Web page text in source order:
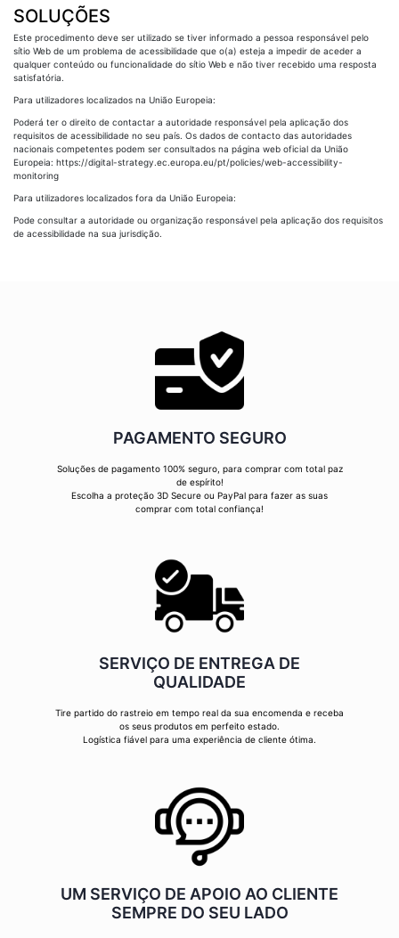
SOLUÇÕES
Este procedimento deve ser utilizado se tiver informado a pessoa responsável pelo
sítio Web de um problema de acessibilidade que o(a) esteja a impedir de aceder a
qualquer conteúdo ou funcionalidade do sítio Web e não tiver recebido uma resposta
satisfatória.
Para utilizadores localizados na União Europeia:
Poderá ter o direito de contactar a autoridade responsável pela aplicação dos
requisitos de acessibilidade no seu país. Os dados de contacto das autoridades
nacionais competentes podem ser consultados na página web oficial da União
Europeia: https://digital-strategy.ec.europa.eu/pt/policies/web-accessibility-
monitoring
Para utilizadores localizados fora da União Europeia:
Pode consultar a autoridade ou organização responsável pela aplicação dos requisitos
de acessibilidade na sua jurisdição.
PAGAMENTO SEGURO
Soluções de pagamento 100% seguro, para comprar com total paz
de espírito!
Escolha a proteção 3D Secure ou PayPal para fazer as suas
comprar com total confiança!
SERVIÇO DE ENTREGA DE
QUALIDADE
Tire partido do rastreio em tempo real da sua encomenda e receba
os seus produtos em perfeito estado.
Logística fiável para uma experiência de cliente ótima.
UM SERVIÇO DE APOIO AO CLIENTE
SEMPRE DO SEU LADO